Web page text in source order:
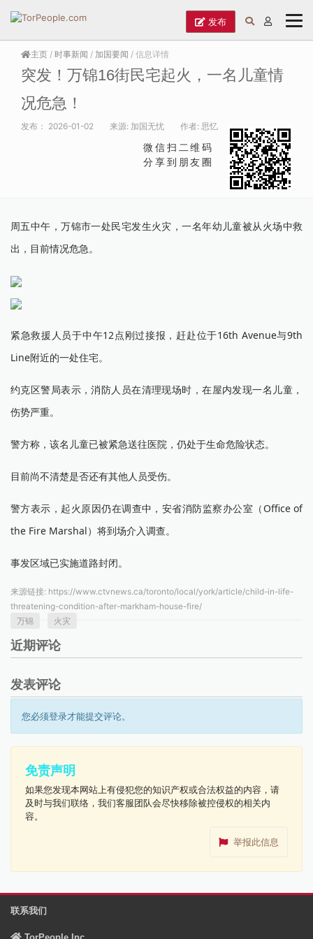
发布
主页 / 时事新闻 / 加国要闻 / 信息详情
突发！万锦16街民宅起火，一名儿童情
况危急！
发布： 2026-01-02 来源: 加国无忧 作者: 思忆
微信扫二维码
分享到朋友圈
周五中午，万锦市一处民宅发生火灾，一名年幼儿童被从火场中救
出，目前情况危急。
紧急救援人员于中午12点刚过接报，赶赴位于16th Avenue与9th
Line附近的一处住宅。
约克区警局表示，消防人员在清理现场时，在屋内发现一名儿童，
伤势严重。
警方称，该名儿童已被紧急送往医院，仍处于生命危险状态。
目前尚不清楚是否还有其他人员受伤。
警方表示，起火原因仍在调查中，安省消防监察办公室（Office of
the Fire Marshal）将到场介入调查。
事发区域已实施道路封闭。
来源链接: https://www.ctvnews.ca/toronto/local/york/article/child-in-life-
threatening-condition-after-markham-house-fire/
万锦
火灾
近期评论
发表评论
您必须登录才能提交评论。
免责声明
如果您发现本网站上有侵犯您的知识产权或合法权益的内容，请
及时与我们联络，我们客服团队会尽快移除被控侵权的相关内
容。
举报此信息
联系我们